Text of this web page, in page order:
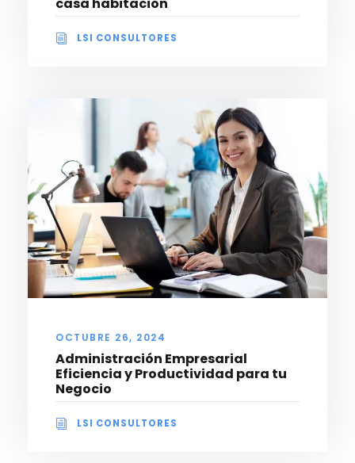
LSI CONSULTORES
OCTUBRE 26, 2024
Administración Empresarial
Eficiencia y Productividad para tu
Negocio
LSI CONSULTORES